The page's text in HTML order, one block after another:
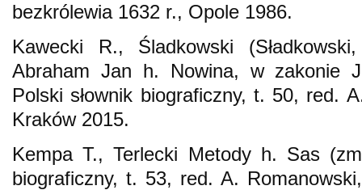
bezkrólewia 1632 r., Opole 1986.
Kawecki R., Śladkowski
Abraham Jan h. Nowina, w zakonie
Polski słownik biograficzny, t. 50, red.
Kraków 2015.
Kempa T., Terlecki Metody h. Sas
biograficzny, t. 53, red. A.